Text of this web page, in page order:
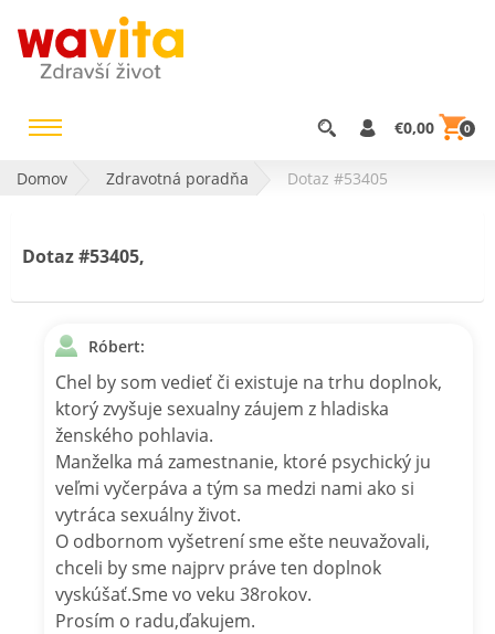
€0,00 0
Domov Zdravotná poradňa Dotaz #53405
Dotaz #53405,
Róbert:
Chel by som vedieť či existuje na trhu doplnok,
ktorý zvyšuje sexualny záujem z hladiska
ženského pohlavia.
Manželka má zamestnanie, ktoré psychický ju
veľmi vyčerpáva a tým sa medzi nami ako si
vytráca sexuálny život.
O odbornom vyšetrení sme ešte neuvažovali,
chceli by sme najprv práve ten doplnok
vyskúšať.Sme vo veku 38rokov.
Prosím o radu,ďakujem.